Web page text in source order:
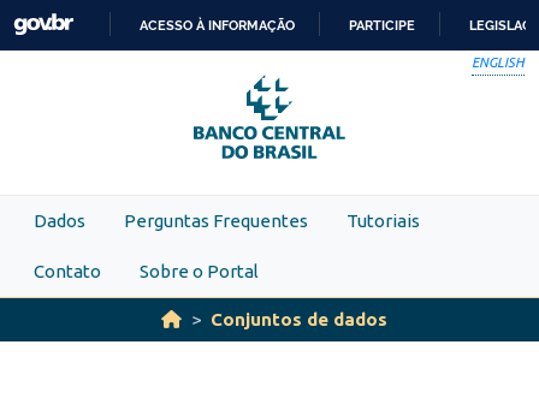
Skip to main content
PARA
O
CONTEÚDO
ACESSO À INFORMAÇÃO PARTICIPE
ENGLISH
Dados Perguntas Frequentes Tutoriais
Contato Sobre o Portal
Conjuntos de dados